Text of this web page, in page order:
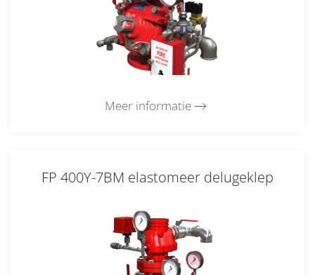
Meer informatie
FP 400Y-7BM elastomeer delugeklep